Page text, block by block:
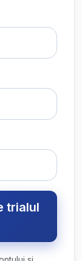
trialul